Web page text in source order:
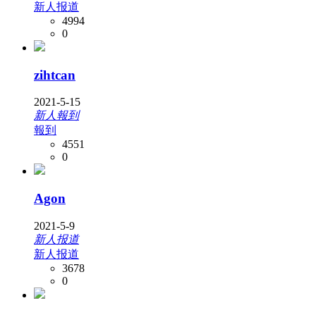
新人报道
4994
0
zihtcan
2021-5-15
新人報到
報到
4551
0
Agon
2021-5-9
新人报道
新人报道
3678
0